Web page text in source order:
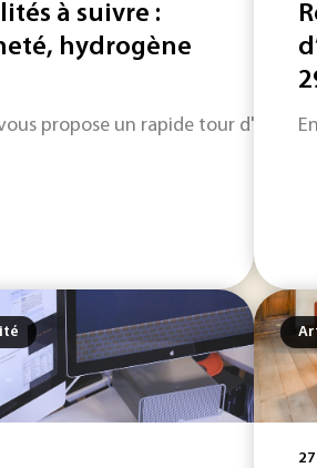
à suivre :
hydrogène
propose un rapide tour